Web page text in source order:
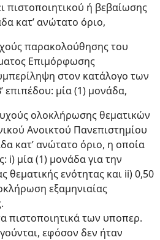
πιστοποιητικού ή βεβαίωσης
κατ’ ανώτατο όριο,
παρακολούθησης του
Επιμόρφωσης
στον κατάλογο των
επιπέδου: μία (1) μονάδα,
ολοκλήρωσης θεματικών
Ανοικτού Πανεπιστημίου
κατ’ ανώτατο όριο, η οποία
i) μία (1) μονάδα για την
θεματικής ενότητας και ii) 0,50
εξαμηνιαίας
πιστοποιητικά των υποπερ.
εφόσον δεν ήταν